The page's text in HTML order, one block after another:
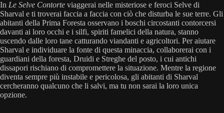
In Le Selve Contorte viaggerai nelle misteriose e feroci Selve di
Sharval e ti troverai faccia a faccia con ciò che disturba le sue terre. Gli
abitanti della Prima Foresta osservano i boschi circostanti contorcersi
davanti ai loro occhi e i silfi, spiriti famelici della natura, stanno
uscendo dalle loro tane catturando viandanti e agricoltori. Per aiutare
Sharval e individuare la fonte di questa minaccia, collaborerai con i
guardiani della foresta, Druidi e Streghe del posto, i cui antichi
dissapori rischiano di compromettere la situazione. Mentre la regione
diventa sempre più instabile e pericolosa, gli abitanti di Sharval
cercheranno qualcuno che li salvi, ma tu non sarai la loro unica
opzione.